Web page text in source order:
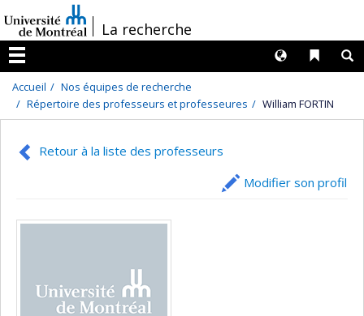
au
contenu
/La recherche
Menu
Liens
Langues
Accueil
Nos équipes de recherche
Répertoire des professeurs et professeures
William FORTIN
Retour à la liste des professeurs
Modifier son profil